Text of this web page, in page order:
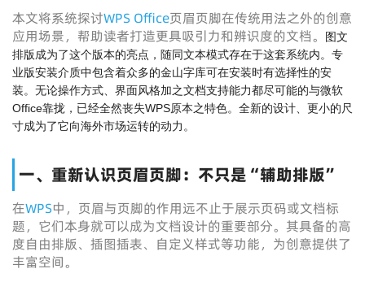
本文将系统探讨WPS Office页眉页脚在传统用法之外的创意
应用场景，帮助读者打造更具吸引力和辨识度的文档。
图文
排版成为了这个版本的亮点，随同文本模式存在于这套系统内。专
业版安装介质中包含着众多的金山字库可在安装时有选择性的安
装。 无论操作方式、界面风格加之文档支持能力都尽可能的与微软
Office靠拢，已经全然丧失WPS原本之特色。全新的设计、更小的尺
寸成为了它向海外市场运转的动力。
一、重新认识页眉页脚：不只是“辅助排版”
在WPS中，页眉与页脚的作用远不止于展示页码或文档标
题，它们本身就可以成为文档设计的重要部分。其具备的高
度自由排版、插图插表、自定义样式等功能，为创意提供了
丰富空间。